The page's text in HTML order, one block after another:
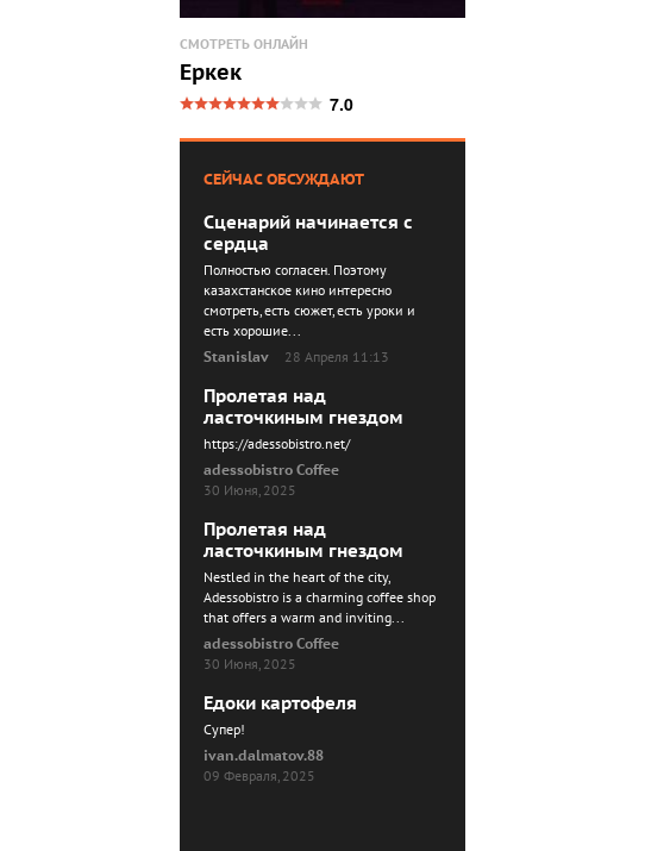
СМОТРЕТЬ ОНЛАЙН
Еркек
7.0
СЕЙЧАС ОБСУЖДАЮТ
Сценарий начинается с
сердца
Полностью согласен. Поэтому
казахстанское кино интересно
смотреть, есть сюжет, есть уроки и
есть хорошие...
Stanislav
28 Апреля 11:13
Пролетая над
ласточкиным гнездом
https://adessobistro.net/
adessobistro Coffee
30 Июня, 2025
Пролетая над
ласточкиным гнездом
Nestled in the heart of the city,
Adessobistro is a charming coffee shop
that offers a warm and inviting...
adessobistro Coffee
30 Июня, 2025
Едоки картофеля
Cупер!
ivan.dalmatov.88
09 Февраля, 2025